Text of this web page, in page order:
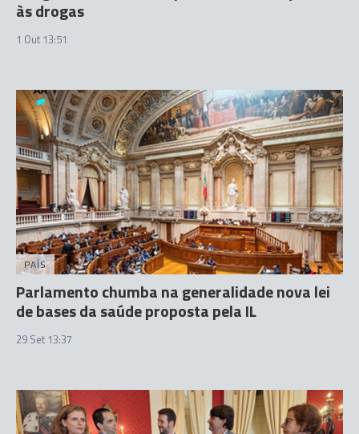
às drogas
1 Out 13:51
PAÍS
Parlamento chumba na generalidade nova lei
de bases da saúde proposta pela IL
29 Set 13:37